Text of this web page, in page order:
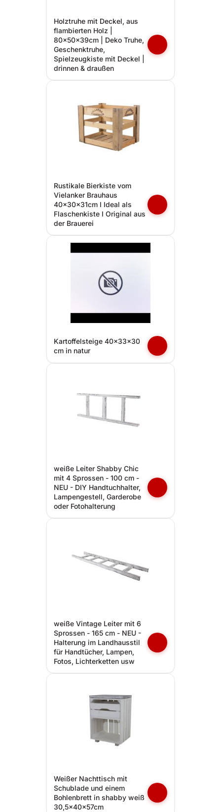
Holztruhe mit Deckel, aus
flambierten Holz |
80x50x39cm | Deko Truhe,
Geschenktruhe,
Spielzeugkiste mit Deckel |
drinnen & draußen
Rustikale Bierkiste vom
Vielanker Brauhaus
40x30x31cm I Ideal als
Flaschenkiste I Original aus
der Brauerei
Kartoffelsteige 40x33x30
cm in natur
weiße Leiter Shabby Chic
mit 4 Sprossen - 100 cm -
NEU - DIY Handtuchhalter,
Lampengestell, Garderobe
oder Fotohalterung
weiße Vintage Leiter mit 6
Sprossen - 165 cm - NEU -
Halterung im Landhausstil
für Handtücher, Lampen,
Fotos, Lichterketten usw
Weißer Nachttisch mit
Schublade und einem
Bohlenbrett in shabby weiß
30,5x40x57cm